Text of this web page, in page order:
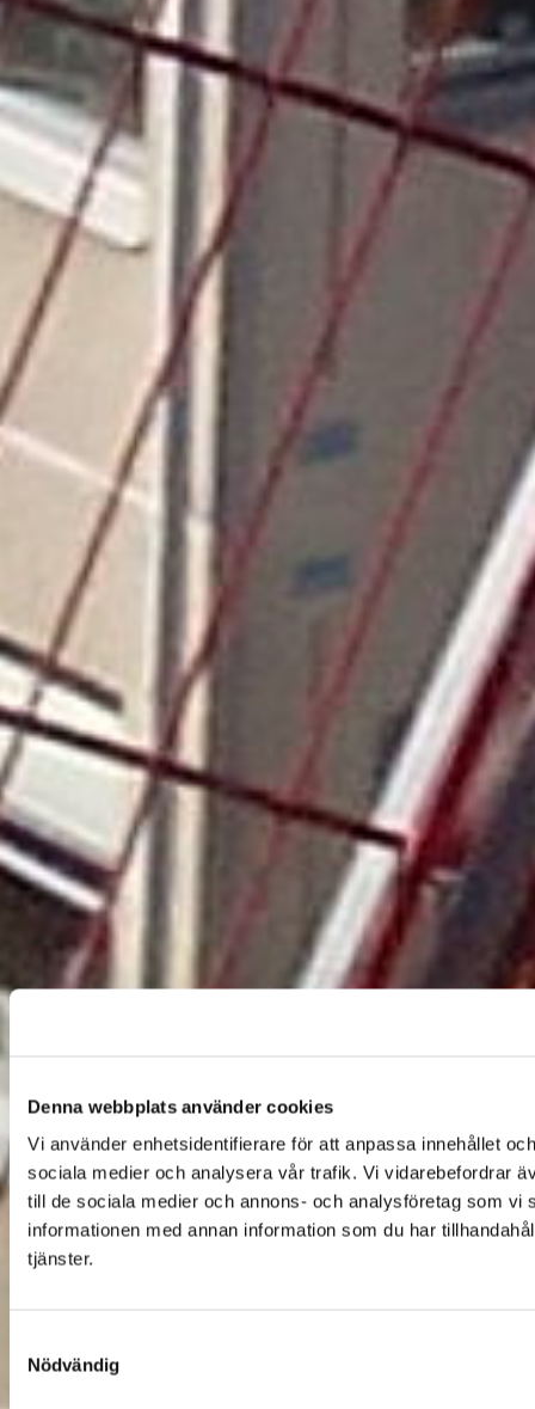
Denna webbplats använder cookies
Vi använder enhetsidentifierare för att anpassa innehållet
sociala medier och analysera vår trafik. Vi vidarebefordrar
till de sociala medier och annons- och analysföretag som
informationen med annan information som du har
tjänster.
Nödvändig